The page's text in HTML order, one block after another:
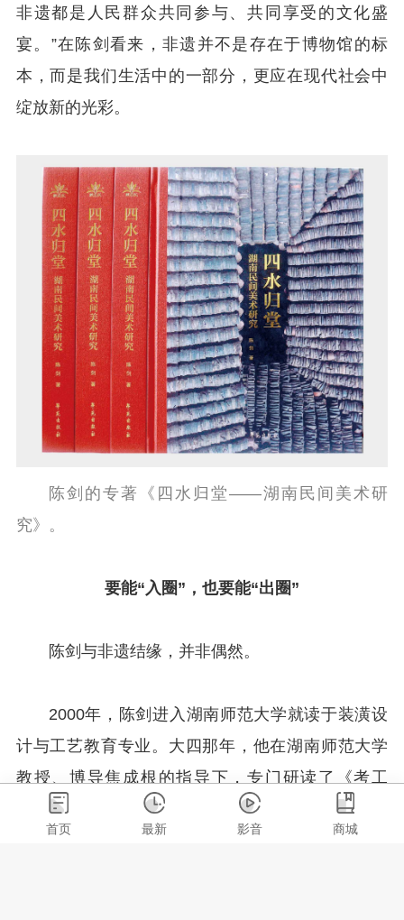
非遗都是人民群众共同参与、共同享受的文化盛
宴。”在陈剑看来，非遗并不是存在于博物馆的标
本，而是我们生活中的一部分，更应在现代社会中
绽放新的光彩。
陈剑的专著《四水归堂——湖南民间美术研
究》。
要能“入圈”，也要能“出圈”
陈剑与非遗结缘，并非偶然。
2000年，陈剑进入湖南师范大学就读于装潢设
计与工艺教育专业。大四那年，他在湖南师范大学
教授、博导焦成根的指导下，专门研读了《考工
记》《天工开物》等传统设计经典文献，唤起了对
传统文化的强烈热爱。
首页 最新 影音 商城